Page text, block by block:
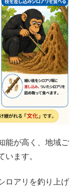
能が高く、地域ご
います。
ロアリを釣り上げ